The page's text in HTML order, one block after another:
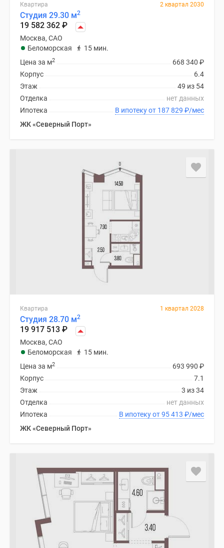
Квартира 2 квартал 2030
Студия 29.30 м2
19 582 362 ₽
Москва, САО
Беломорская
15 мин.
668 340 ₽
Цена за м2
6.4
Корпус
49 из 54
Этаж
нет данных
Отделка
В ипотеку от 187 829 ₽/мес
Ипотека
ЖК «Северный Порт»
Квартира 1 квартал 2028
Студия 28.70 м2
19 917 513 ₽
Москва, САО
Беломорская
15 мин.
693 990 ₽
Цена за м2
7.1
Корпус
3 из 34
Этаж
нет данных
Отделка
В ипотеку от 95 413 ₽/мес
Ипотека
ЖК «Северный Порт»